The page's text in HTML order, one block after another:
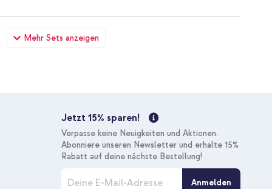
Mehr Sets anzeigen
/ Xs - Midnight Blue + USB-C zu Lightning-Kabel -
/ Xs - Midnight Blue + GLAStR Fit Displayschutzfolie 2er-
Jetzt 15% sparen!
Verpasse keine Neuigkeiten und Aktionen.
Abonniere unseren Newsletter und erhalte 15%
Rabatt auf deine nächste Bestellung!
Anmelden